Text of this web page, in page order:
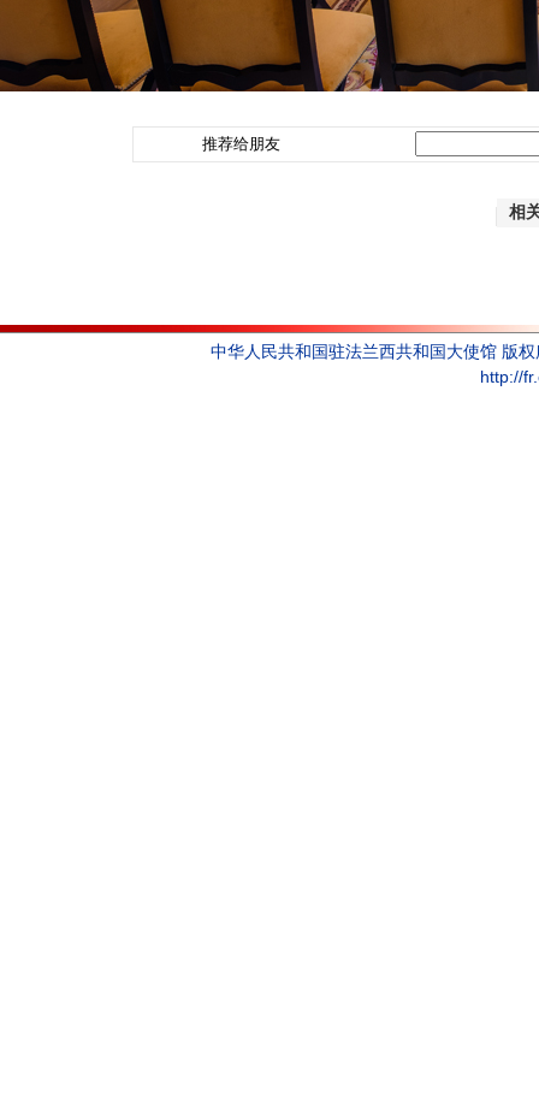
推荐给朋友
相
中华人民共和国驻法兰西共和国大使馆 版
http://